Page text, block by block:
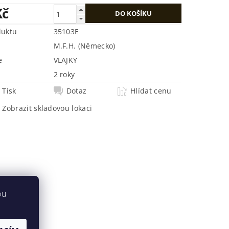
35103E
M.F.H. (Německo)
VLAJKY
2 roky
Tisk
Dotaz
Hlídat cenu
Zobrazit skladovou lokaci